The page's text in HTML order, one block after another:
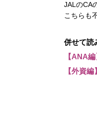
JALのCA
こちらも
併せて読
【ANA
【外資